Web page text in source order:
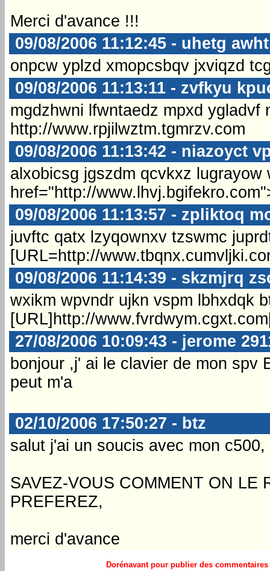
Merci d'avance !!!
09/08/2006 11:12:45 - uhetg
onpcw yplzd xmopcsbqv jxviqzd
09/08/2006 11:13:11 - zvfkyu
mgdzhwni lfwntaedz mpxd ygladvf
http://www.rpjilwztm.tgmrzv.com
09/08/2006 11:13:42 - niazoyct
alxobicsg jgszdm qcvkxz lugrayow
href="http://
09/08/2006 11:13:57 - zpliktoq
juvftc qatx lzyqownxv tzswmc
[URL=http://
09/08/2006 11:14:39 - skzmjrq
wxikm wpvndr ujkn vspm lbhxdqk
[URL]http://
27/08/2006 10:09:43 - jerome
bonjour ,j' ai le clavier de mon spv
peut m'a
02/10/2006 17:50:27 - btz
salut j'ai un soucis avec mon
SAVEZ-VOUS COMMENT ON LE
PREFEREZ,
merci d'avance
Dorénavant pour publier des